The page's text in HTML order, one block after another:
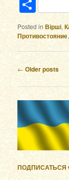
Posted in Вірші,
Противостояние
Post navigation
← Older posts
ПОДПИСАТЬСЯ